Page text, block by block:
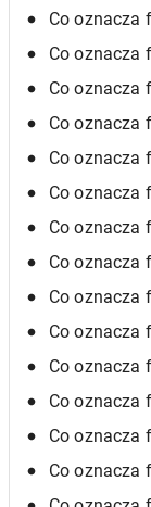
Co oznacza
Co oznacza
Co oznacza
Co oznacza
Co oznacza
Co oznacza
Co oznacza
Co oznacza
Co oznacza
Co oznacza
Co oznacza
Co oznacza
Co oznacza
Co oznacza